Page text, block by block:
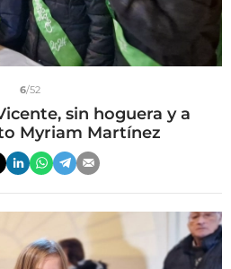
6/52
sin hoguera y a
Myriam Martínez